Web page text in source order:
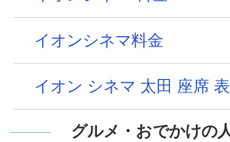
グルメ・おでかけの